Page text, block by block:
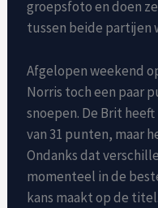
groepsfoto en doen
tussen beide partijen
Afgelopen weekend
Norris toch een paar
snoepen. De Brit
van 31 punten, maar
Ondanks dat
momenteel in de
kans maakt op de